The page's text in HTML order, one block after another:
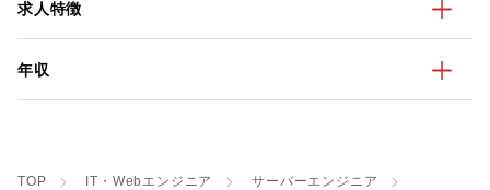
求人特徴
年収
TOP IT・Webエンジニア サーバーエンジニア